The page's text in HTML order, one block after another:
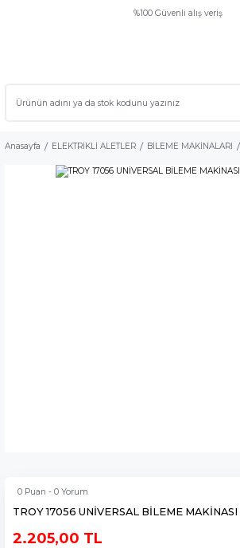
%100 Güvenli alış veriş
Anasayfa ELEKTRİKLİ ALETLER BİLEME MAKİNALARI
0 Puan - 0 Yorum
TROY 17056 UNİVERSAL BİLEME
2.205,00 TL